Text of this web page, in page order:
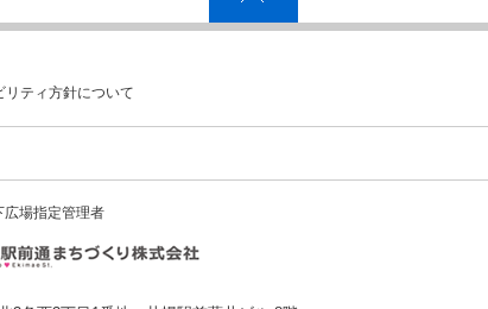
リティ方針について
広場指定管理者